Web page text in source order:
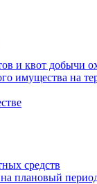
и квот добычи
имущества на
средств
плановый период